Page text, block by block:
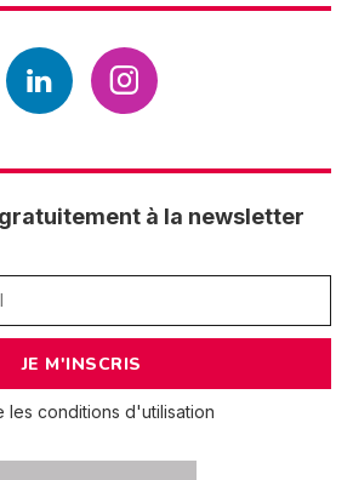
à la newsletter
conditions d'utilisation